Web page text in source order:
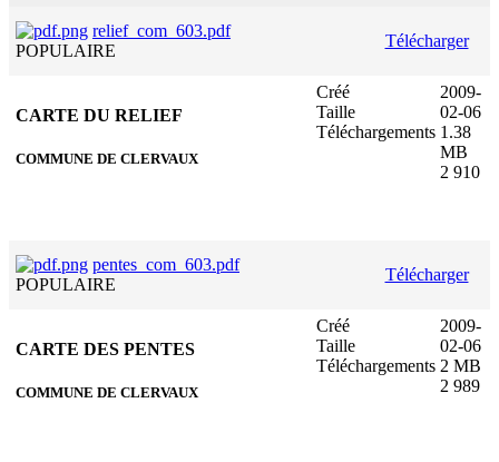
relief_com_603.pdf
POPULAIRE
Télécharger
CARTE DU RELIEF
COMMUNE DE CLERVAUX
Créé
Taille
Téléchargements
2009-
02-06
1.38
MB
2 910
pentes_com_603.pdf
POPULAIRE
Télécharger
CARTE DES PENTES
COMMUNE DE CLERVAUX
Créé
Taille
Téléchargements
2009-
02-06
2 MB
2 989